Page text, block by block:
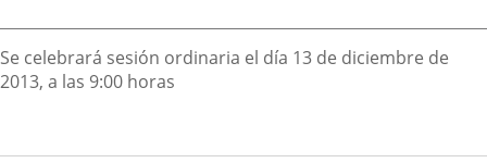
externa.externa.
Descripción
Se celebrará sesión ordinaria el día 13 de diciembre de
2013, a las 9:00 horas